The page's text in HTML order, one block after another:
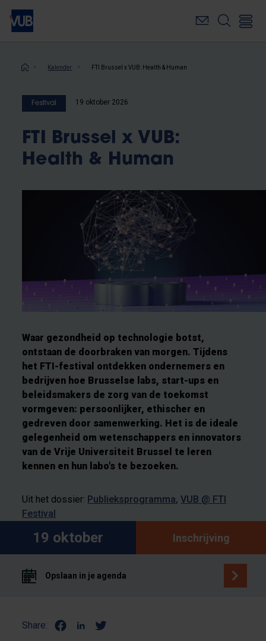
Overslaan
naar
inhoudKruimelpad
Kalender FTI Brussel x VUB: Health & Human
Festival 19 oktober 2026
FTI Brussel x VUB:
Health & Human
Waar gezondheid op technologie botst,
ontstaan de doorbraken van morgen. Tijdens
het FTI-festival ontdekken ondernemers en
bedrijven hoe Brusselse labs, start-ups en
beleidsmakers de zorg van de toekomst
vormgeven: persoonlijker, ethischer en
gedreven door samenwerking. Het is de ideale
gelegenheid om wetenschappers en innovators
van de Vrije Universiteit Brussel te leren
kennen en hun labo's te bezoeken.
Uit het dossier: Publieksprogramma VUB @ FTI
Festival
19 oktober Inschrijving
Opslaan in je agenda
Share: